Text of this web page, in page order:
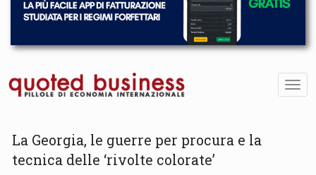
La Georgia, le guerre per procura e la
tecnica delle ‘rivolte colorate’